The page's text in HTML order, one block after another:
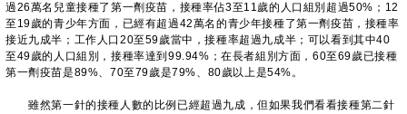
過26萬名兒童接種了第一劑疫苗，接種率佔3至11歲的人口組別超過50%；12
至19歲的青少年方面，已經有超過42萬名的青少年接種了第一劑疫苗，接種率
接近九成半；工作人口20至59歲當中，接種率超過九成半；可以看到其中40
至49歲的人口組別，接種率達到99.94%；在長者組別方面，60至69歲已接種
第一劑疫苗是89%、70至79歲是79%、80歲以上是54%。
雖然第一針的接種人數的比例已經超過九成，但如果我們看看接種第二針